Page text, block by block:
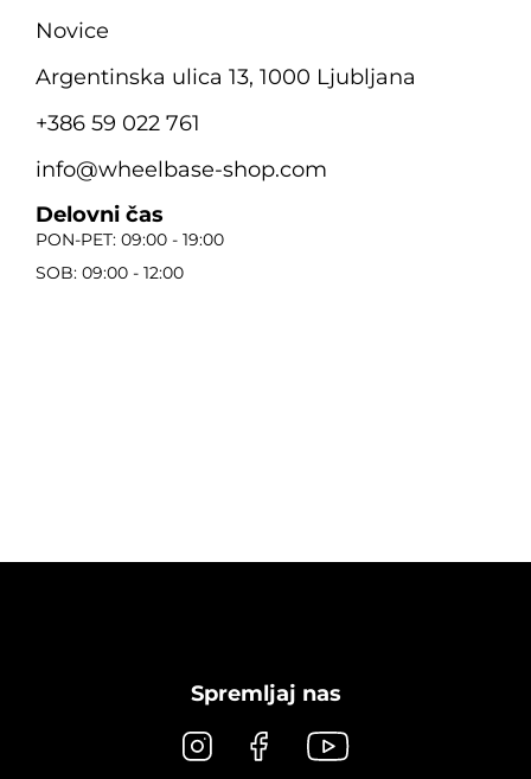
Novice
Argentinska ulica 13, 1000 Ljubljana
+386 59 022 761
info@wheelbase-shop.com
Delovni čas
PON-PET: 09:00 - 19:00
SOB: 09:00 - 12:00
Spremljaj nas